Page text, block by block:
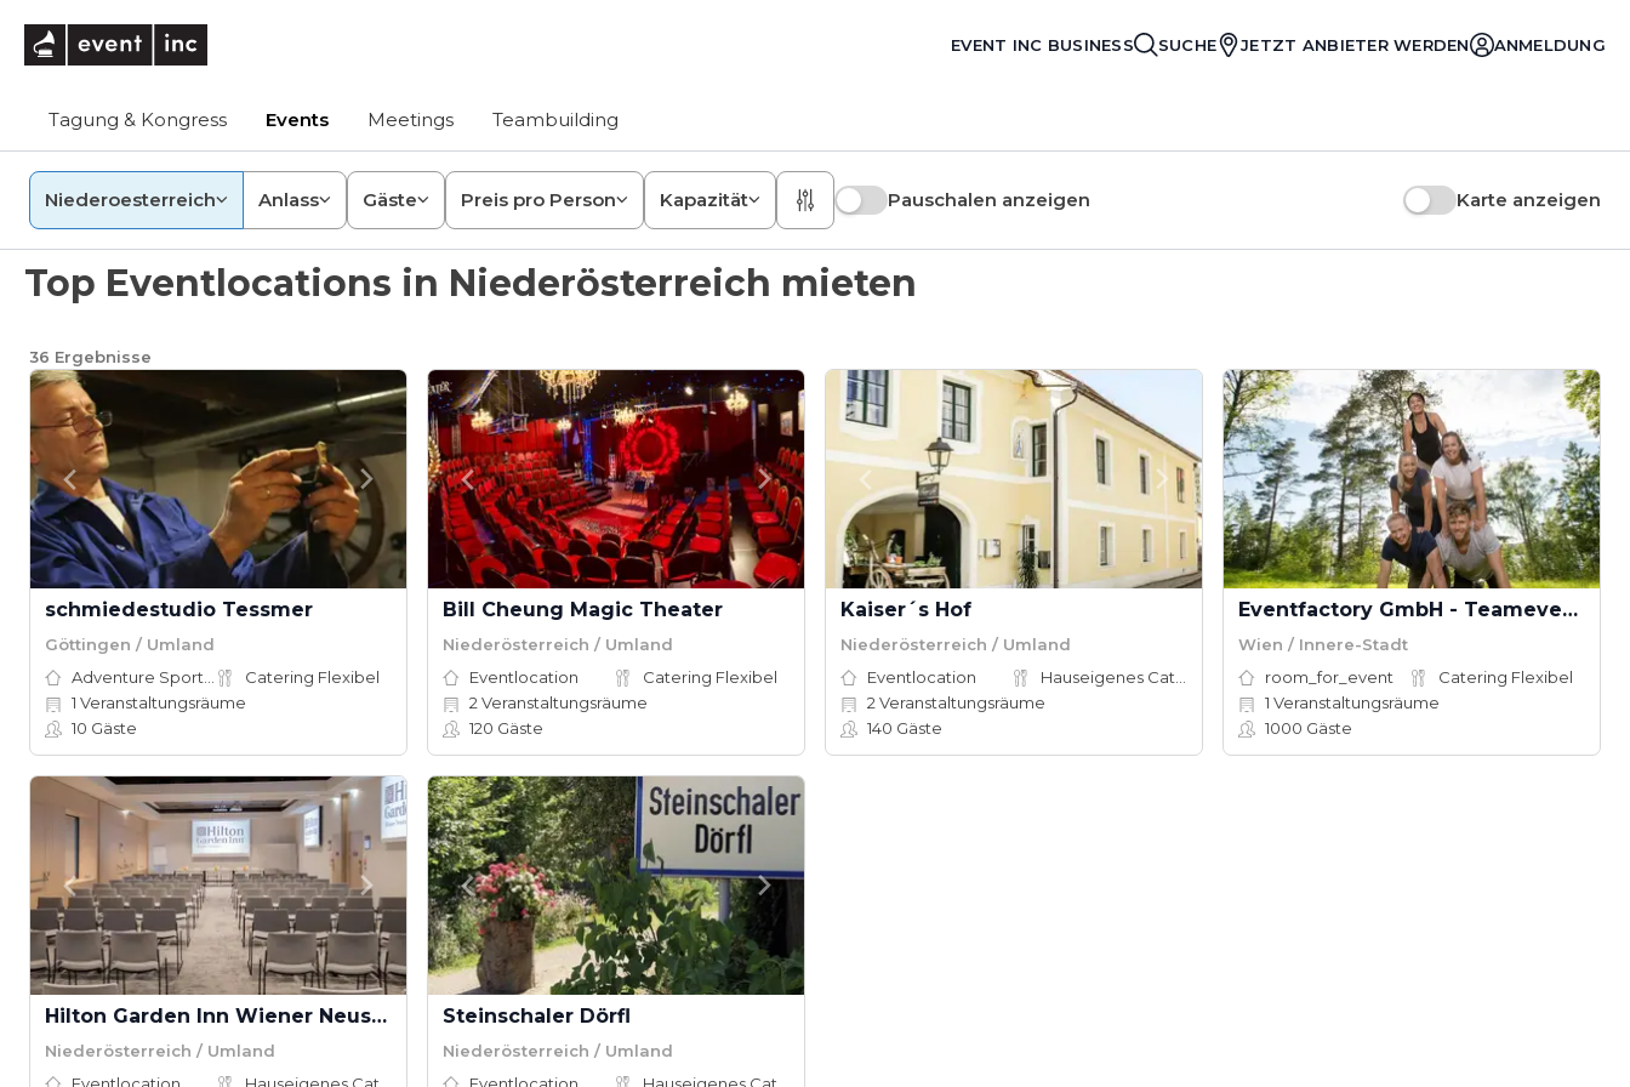
EVENT INC BUSINESS SUCHE JETZT ANBIETER WERDEN ANMELDUNG
Tagung & Kongress Events Meetings Teambuilding
Niederoesterreich Anlass Gäste Preis pro Person Kapazität Pauschalen anzeigen Karte anzeigen
Top Eventlocations in Niederösterreich mieten
36 Ergebnisse
schmiedestudio Tessmer
Göttingen / Umland
Catering Flexibel
1 Veranstaltungsräume
10 Gäste
Bill Cheung Magic Theater
Niederösterreich / Umland
Eventlocation
Catering Flexibel
2 Veranstaltungsräume
120 Gäste
Kaiser´s Hof
Niederösterreich / Umland
Eventlocation
2 Veranstaltungsräume
140 Gäste
Eventfactory GmbH - Teamevents mit Spaß
Wien / Innere-Stadt
room_for_event
Catering Flexibel
1 Veranstaltungsräume
1000 Gäste
Hilton Garden Inn Wiener Neustadt
Niederösterreich / Umland
Steinschaler Dörfl
Niederösterreich / Umland